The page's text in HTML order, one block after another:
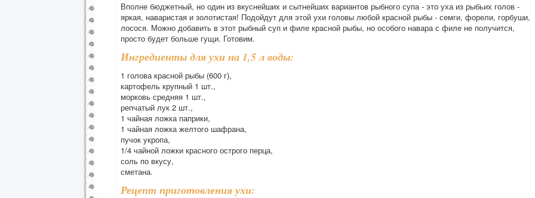
Вполне бюджетный, но один из вкуснейших и сытнейших вариантов рыбного супа - это уха из рыбьих голов -
яркая, наваристая и золотистая! Подойдут для этой ухи головы любой красной рыбы - семги, форели, горбуши,
лосося. Можно добавить в этот рыбный суп и филе красной рыбы, но особого навара с филе не получится,
просто будет больше гущи. Готовим.
Ингредиенты для ухи на 1,5 л воды:
1 голова красной рыбы (600 г),
картофель крупный 1 шт.,
морковь средняя 1 шт.,
репчатый лук 2 шт.,
1 чайная ложка паприки,
1 чайная ложка желтого шафрана,
пучок укропа,
1/4 чайной ложки красного острого перца,
соль по вкусу,
сметана.
Рецепт приготовления ухи: